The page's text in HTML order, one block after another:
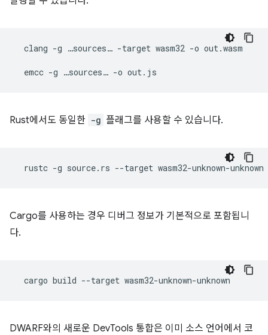
clang -g …sources… -target wasm32 -o out.wasm
emcc -g …sources… -o
Rust에서도 동일한 -g 플래그를 사용할 수 있습니다.
rustc -g source.rs --target wasm32-unknown-unknown
Cargo를 사용하는 경우 디버그 정보가 기본적으로 포함됩니
다.
cargo build --target
DWARF와의 새로운 DevTools 통합은 이미 소스 언어에서 코